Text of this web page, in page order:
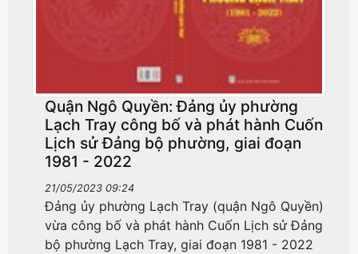
Quận Ngô Quyền: Đảng ủy phường
Lạch Tray công bố và phát hành Cuốn
Lịch sử Đảng bộ phường, giai đoạn
1981 - 2022
21/05/2023 09:24
Đảng ủy phường Lạch Tray (quận Ngô Quyền)
vừa công bố và phát hành Cuốn Lịch sử Đảng
bộ phường Lạch Tray, giai đoạn 1981 - 2022